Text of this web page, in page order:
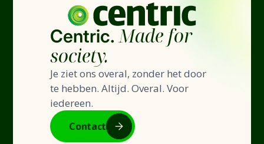
Centric.Made for
society.
Je ziet ons overal, zonder het door
te hebben. Altijd. Overal. Voor
iedereen.
Contact